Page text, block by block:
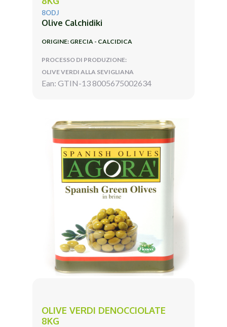
8ODJ
Olive Calchidiki
ORIGINE: GRECIA - CALCIDICA
PROCESSO DI PRODUZIONE:
OLIVE VERDI ALLA SEVIGLIANA
Ean: GTIN-13 8005675002634
OLIVE VERDI DENOCCIOLATE
8KG